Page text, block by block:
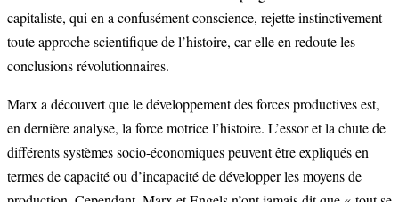
capitaliste, qui en a confusément conscience, rejette instinctivement
toute approche scientifique de l’histoire, car elle en redoute les
conclusions révolutionnaires.
Marx a découvert que le développement des forces productives est,
en dernière analyse, la force motrice l’histoire. L’essor et la chute de
différents systèmes socio-économiques peuvent être expliqués en
termes de capacité ou d’incapacité de développer les moyens de